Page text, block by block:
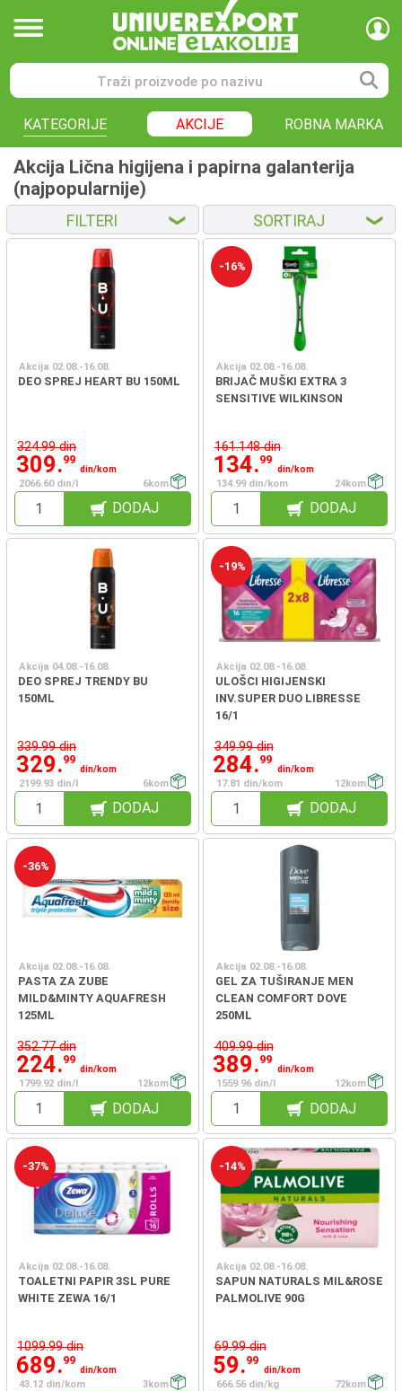
KATEGORIJE AKCIJE ROBNA MARKA
Akcija Lična higijena i papirna galanterija
(najpopularnije)
FILTERI ❮ SORTIRAJ ❮
Akcija 02.08.-16.08.
DEO SPREJ HEART BU 150ML
324.99 din
309.99
din/kom
2066.60 din/l
6kom
DODAJ
-16%
Akcija 02.08.-16.08.
BRIJAČ MUŠKI EXTRA 3
SENSITIVE WILKINSON
161.148 din
134.99
din/kom
134.99 din/kom
24kom
DODAJ
Akcija 04.08.-16.08.
DEO SPREJ TRENDY BU
150ML
339.99 din
329.99
din/kom
2199.93 din/l
6kom
DODAJ
-19%
Akcija 02.08.-16.08.
ULOŠCI HIGIJENSKI
INV.SUPER DUO LIBRESSE
16/1
349.99 din
284.99
din/kom
17.81 din/kom
12kom
DODAJ
-36%
Akcija 02.08.-16.08.
PASTA ZA ZUBE
MILD&MINTY AQUAFRESH
125ML
352.77 din
224.99
din/kom
1799.92 din/l
12kom
DODAJ
Akcija 02.08.-16.08.
GEL ZA TUŠIRANJE MEN
CLEAN COMFORT DOVE
250ML
409.99 din
389.99
din/kom
1559.96 din/l
12kom
DODAJ
-37%
Akcija 02.08.-16.08.
TOALETNI PAPIR 3SL PURE
WHITE ZEWA 16/1
1099.99 din
689.99
din/kom
43.12 din/kom
3kom
-14%
Akcija 02.08.-16.08.
SAPUN NATURALS MIL&ROSE
PALMOLIVE 90G
69.99 din
59.99
din/kom
666.56 din/kg
72kom